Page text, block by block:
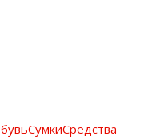
СумкиСредства